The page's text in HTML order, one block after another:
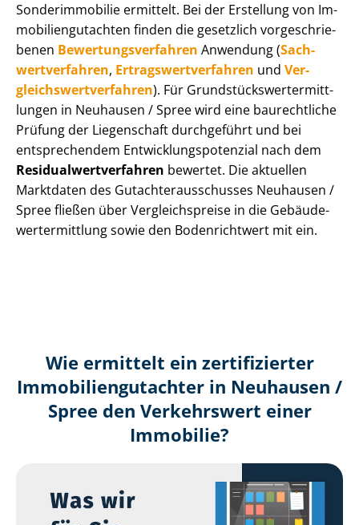
Sonderimmobilie ermittelt. Bei der Erstellung von Im­
mo­bi­li­en­gut­ach­ten finden die gesetzlich vor­ge­schrie­
be­nen Be­wer­tungs­ver­fah­ren Anwendung (Sach­
wert­ver­fah­ren, Er­trags­wert­ver­fah­ren und Ver­
gleichs­wert­ver­fah­ren). Für Grund­stücks­wert­ermitt­
lun­gen in Neuhausen / Spree wird eine baurechtliche
Prüfung der Liegenschaft durchgeführt und bei
entsprechendem Ent­wick­lungs­po­ten­zi­al nach dem
Re­si­du­al­wert­ver­fah­ren bewertet. Die aktuellen
Marktdaten des Gut­ach­ter­aus­schus­ses Neuhausen /
Spree fließen über Ver­gleichs­prei­se in die Ge­bäu­de­
wert­ermitt­lung sowie den Bodenrichtwert mit ein.
Wie ermittelt ein zertifizierter
Immobilien­gutachter in Neuhausen /
Spree den Verkehrswert einer
Immobilie?